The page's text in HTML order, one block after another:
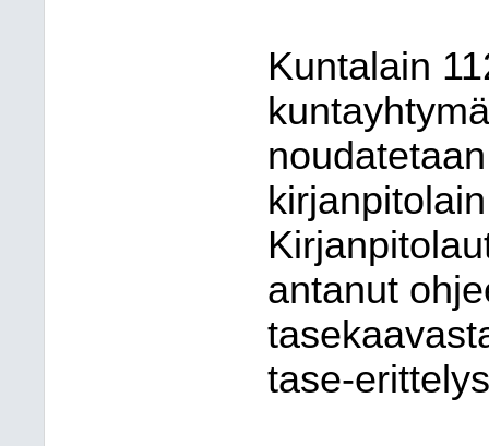
Kuntalain
antanut
tase-